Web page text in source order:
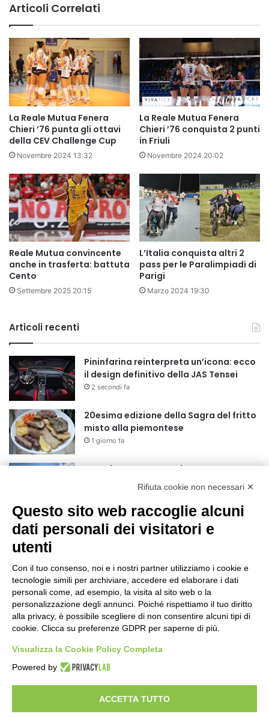
Articoli Correlati
La Reale Mutua Fenera
Chieri ’76 punta gli ottavi
della CEV Challenge Cup
Novembre 2024 13:32
La Reale Mutua Fenera
Chieri ’76 conquista 2 punti
in Friuli
Novembre 2024 20:02
Reale Mutua convincente
anche in trasferta: battuta
Cento
Settembre 2025 20:15
L’Italia conquista altri 2
pass per le Paralimpiadi di
Parigi
Marzo 2024 19:30
Articoli recenti
Pininfarina reinterpreta un’icona: ecco
il design definitivo della JAS Tensei
2 secondi fa
20esima edizione della Sagra del fritto
misto alla piemontese
1 giorno fa
Grande successo per la Mezza
Maratona di Sestriere “Memorial Pelle”
Basket Torino: gli allenamenti Pre-
Raduno in programma dal10 al 14
75 anni di INFN. La comunità, la storia, il
futuro della ricerca in fisica
fondamentale in Italia
2 giorni fa
nel pieno della stagione turistica
2 giorni fa
Rifiuta cookie non necessari ✕
Questo sito web raccoglie alcuni
dati personali dei visitatori e
utenti
Con il tuo consenso, noi e i nostri partner utilizziamo i cookie e
tecnologie simili per archiviare, accedere ed elaborare i dati
personali come, ad esempio, la visita al sito web o la
personalizzazione degli annunci. Poiché rispettiamo il tuo diritto
alla privacy, è possibile scegliere di non consentire alcuni tipi di
cookie. Clicca su preferenze GDPR per saperne di più.
Visualizza la Cookie Policy Completa
Powered by
ACCETTA TUTTO